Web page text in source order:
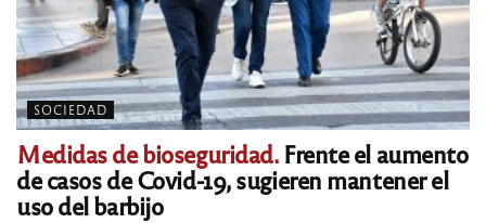
SOCIEDAD
Medidas de bioseguridad.Frente el aumento
de casos de Covid-19, sugieren mantener el
uso del barbijo